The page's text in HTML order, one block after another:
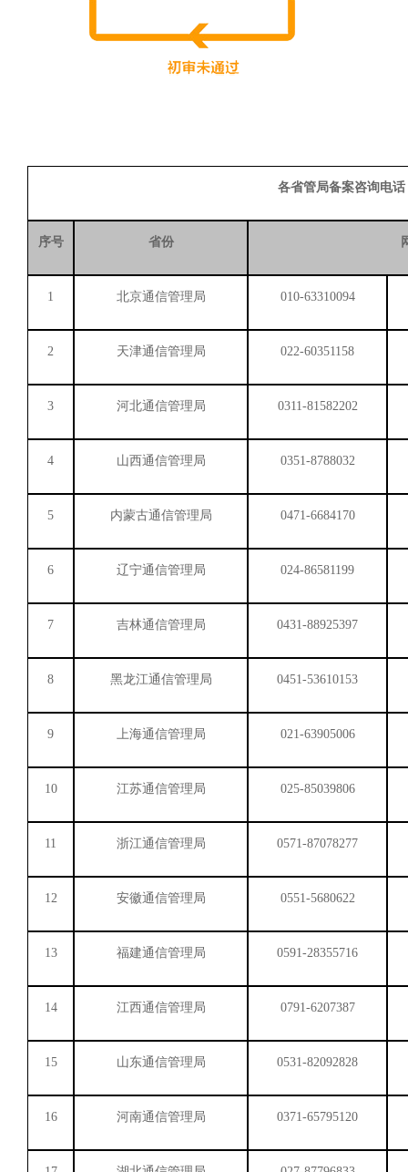
各省管局备案咨询电话
序号 省份
1 北京通信管理局 010-63310094
2 天津通信管理局 022-60351158
3 河北通信管理局 0311-81582202
4 山西通信管理局 0351-8788032
5 内蒙古通信管理局 0471-6684170
6 辽宁通信管理局 024-86581199
7 吉林通信管理局 0431-88925397
8 黑龙江通信管理局 0451-53610153
9 上海通信管理局 021-63905006
10 江苏通信管理局 025-85039806
11 浙江通信管理局 0571-87078277
12 安徽通信管理局 0551-5680622
13 福建通信管理局 0591-28355716
14 江西通信管理局 0791-6207387
15 山东通信管理局 0531-82092828
16 河南通信管理局 0371-65795120